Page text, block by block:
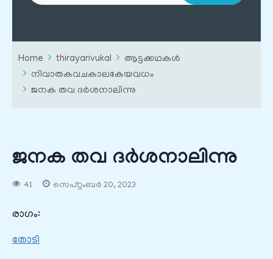
Home thirayarivukal
ആട്ടക്കഥകൾ
നിവാതകവചകാലകേയവധം
ജനക തവ ദർശനാലിന്നു
ജനക തവ ദർശനാലിന്നു
41 സെപ്റ്റംബർ 20, 2023
രാഗം:
തോടി